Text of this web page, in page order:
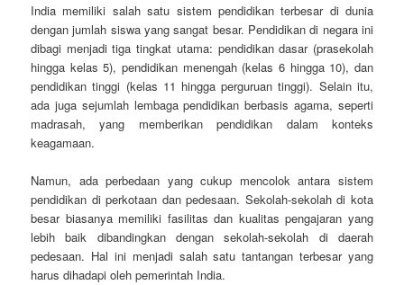
India memiliki salah satu sistem pendidikan terbesar di dunia
dengan jumlah siswa yang sangat besar. Pendidikan di negara ini
dibagi menjadi tiga tingkat utama: pendidikan dasar (prasekolah
hingga kelas 5), pendidikan menengah (kelas 6 hingga 10), dan
pendidikan tinggi (kelas 11 hingga perguruan tinggi). Selain itu,
ada juga sejumlah lembaga pendidikan berbasis agama, seperti
madrasah, yang memberikan pendidikan dalam konteks
keagamaan.
Namun, ada perbedaan yang cukup mencolok antara sistem
pendidikan di perkotaan dan pedesaan. Sekolah-sekolah di kota
besar biasanya memiliki fasilitas dan kualitas pengajaran yang
lebih baik dibandingkan dengan sekolah-sekolah di daerah
pedesaan. Hal ini menjadi salah satu tantangan terbesar yang
harus dihadapi oleh pemerintah India.